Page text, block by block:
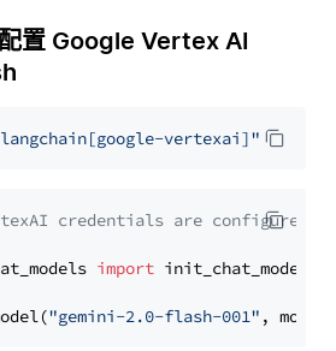
置 Google Vertex AI
vertexai]"
credentials are configured
import init_chat_model
"gemini-2.0-flash-001" ,